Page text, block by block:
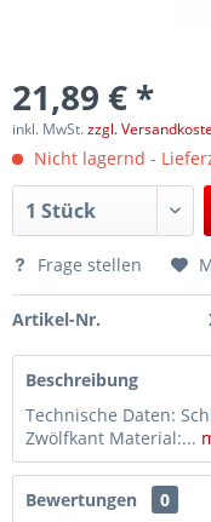
21,89 € *
inkl. MwSt.zzgl.
Nicht lagernd -
Frage stellen
Artikel-Nr.
Beschreibung
Technische Daten:
Zwölfkant Material:...
Bewertungen
0